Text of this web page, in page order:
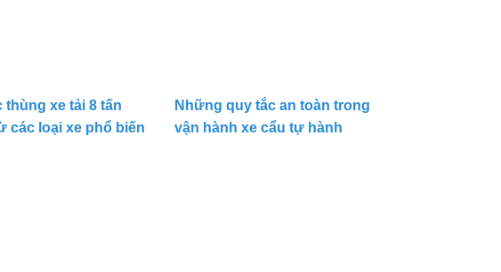
thùng xe tải 8 tấn
các loại xe phổ biến
Những quy tắc an toàn trong
vận hành xe cẩu tự hành